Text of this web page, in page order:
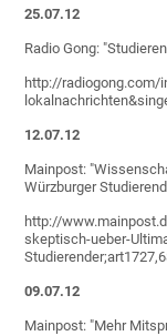
25.07.12
Radio Gong:
http://radiogong.com/
12.07.12
Mainpost:
Würzburger
http://
skeptisch-ueber-
09.07.12
Mainpost: "Mehr